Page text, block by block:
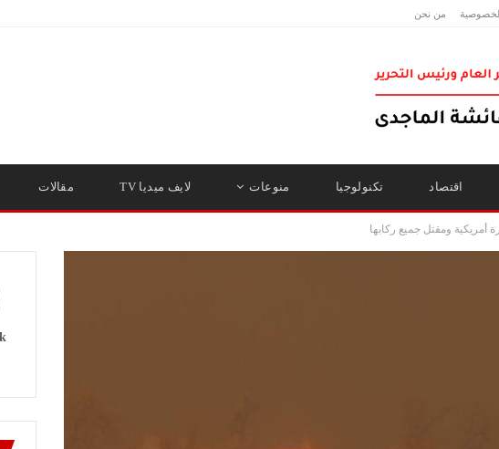
من نحن
اقتصاد تكنولوجيا منوعات لايف ميديا TV مقالات
أمريكية ومقتل جميع ركابها